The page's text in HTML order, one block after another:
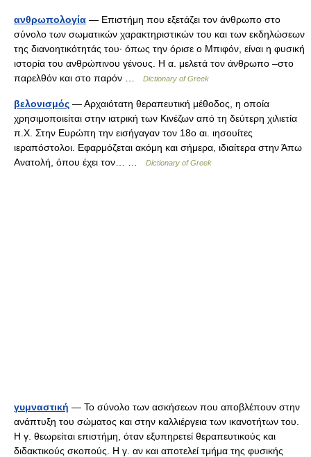
ανθρωπολογία — Επιστήμη που εξετάζει τον άνθρωπο στο
σύνολο των σωματικών χαρακτηριστικών του και των εκδηλώσεων
της διανοητικότητάς του· όπως την όρισε o Μπιφόν, είναι η φυσική
ιστορία του ανθρώπινου γένους. Η α. μελετά τον άνθρωπο –στο
παρελθόν και στο παρόν …
Dictionary of Greek
βελονισμός — Αρχαιότατη θεραπευτική μέθοδος, η οποία
χρησιμοποιείται στην ιατρική των Κινέζων από τη δεύτερη χιλιετία
π.Χ. Στην Ευρώπη την εισήγαγαν τον 18ο αι. ιησουίτες
ιεραπόστολοι. Εφαρμόζεται ακόμη και σήμερα, ιδιαίτερα στην Άπω
Ανατολή, όπου έχει τον… …
Dictionary of Greek
γυμναστική — Το σύνολο των ασκήσεων που αποβλέπουν στην
ανάπτυξη του σώματος και στην καλλιέργεια των ικανοτήτων του.
Η γ. θεωρείται επιστήμη, όταν εξυπηρετεί θεραπευτικούς και
διδακτικούς σκοπούς. Η γ. αν και αποτελεί τμήμα της φυσικής